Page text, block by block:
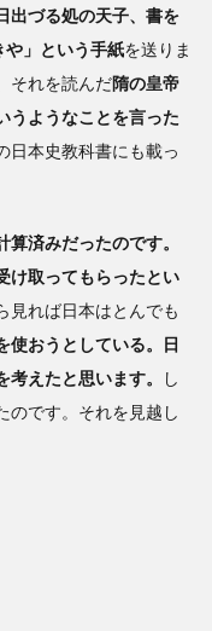
出づる処の天子、書を
や」という手紙を送りま
それを読んだ隋の皇帝
うようなことを言った
日本史教科書にも載っ
済みだったのです。
け取ってもらったとい
見れば日本はとんでも
使おうとしている。日
えたと思います。
し
のです。それを見越し